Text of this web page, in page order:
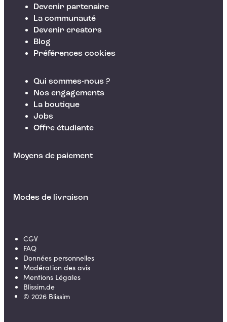
Devenir partenaire
La communauté
Devenir creators
Blog
Préférences cookies
Qui sommes-nous ?
Nos engagements
La boutique
Jobs
Offre étudiante
Moyens de paiement
Modes de livraison
CGV
FAQ
Données personnelles
Modération des avis
Mentions Légales
Blissim.de
© 2026 Blissim